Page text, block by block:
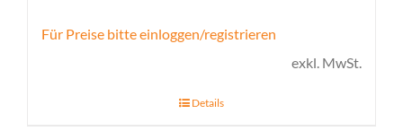
Für Preise bitte einloggen/registrieren
exkl. MwSt.
Details